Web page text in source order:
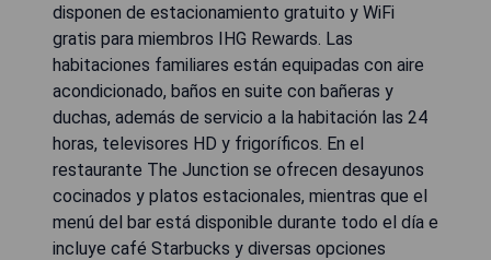
disponen de estacionamiento gratuito y WiFi
gratis para miembros IHG Rewards. Las
habitaciones familiares están equipadas con aire
acondicionado, baños en suite con bañeras y
duchas, además de servicio a la habitación las 24
horas, televisores HD y frigoríficos. En el
restaurante The Junction se ofrecen desayunos
cocinados y platos estacionales, mientras que el
menú del bar está disponible durante todo el día e
incluye café Starbucks y diversas opciones